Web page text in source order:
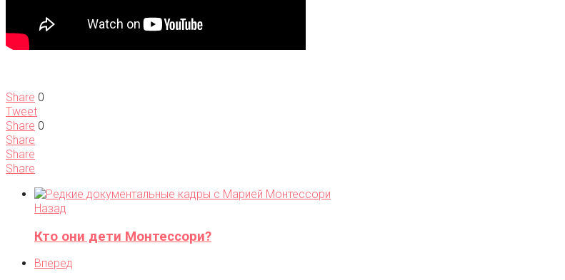
Share 0
Tweet
Share 0
Share
Share
Share
Назад
Кто они дети Монтессори?
Вперед